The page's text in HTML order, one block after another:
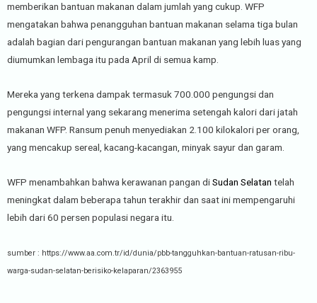
memberikan bantuan makanan dalam jumlah yang cukup. WFP
mengatakan bahwa penangguhan bantuan makanan selama tiga bulan
adalah bagian dari pengurangan bantuan makanan yang lebih luas yang
diumumkan lembaga itu pada April di semua kamp.
Mereka yang terkena dampak termasuk 700.000 pengungsi dan
pengungsi internal yang sekarang menerima setengah kalori dari jatah
makanan WFP. Ransum penuh menyediakan 2.100 kilokalori per orang,
yang mencakup sereal, kacang-kacangan, minyak sayur dan garam.
WFP menambahkan bahwa kerawanan pangan diSudan Selatan telah
meningkat dalam beberapa tahun terakhir dan saat ini mempengaruhi
lebih dari 60 persen populasi negara itu.
sumber : https://www.aa.com.tr/id/dunia/pbb-tangguhkan-bantuan-ratusan-ribu-
warga-sudan-selatan-berisiko-kelaparan/2363955